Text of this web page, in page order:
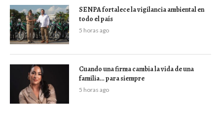
SENPA fortalece la vigilancia ambiental en
todo el país
5 horas ago
Cuando una firma cambia la vida de una
familia… para siempre
5 horas ago